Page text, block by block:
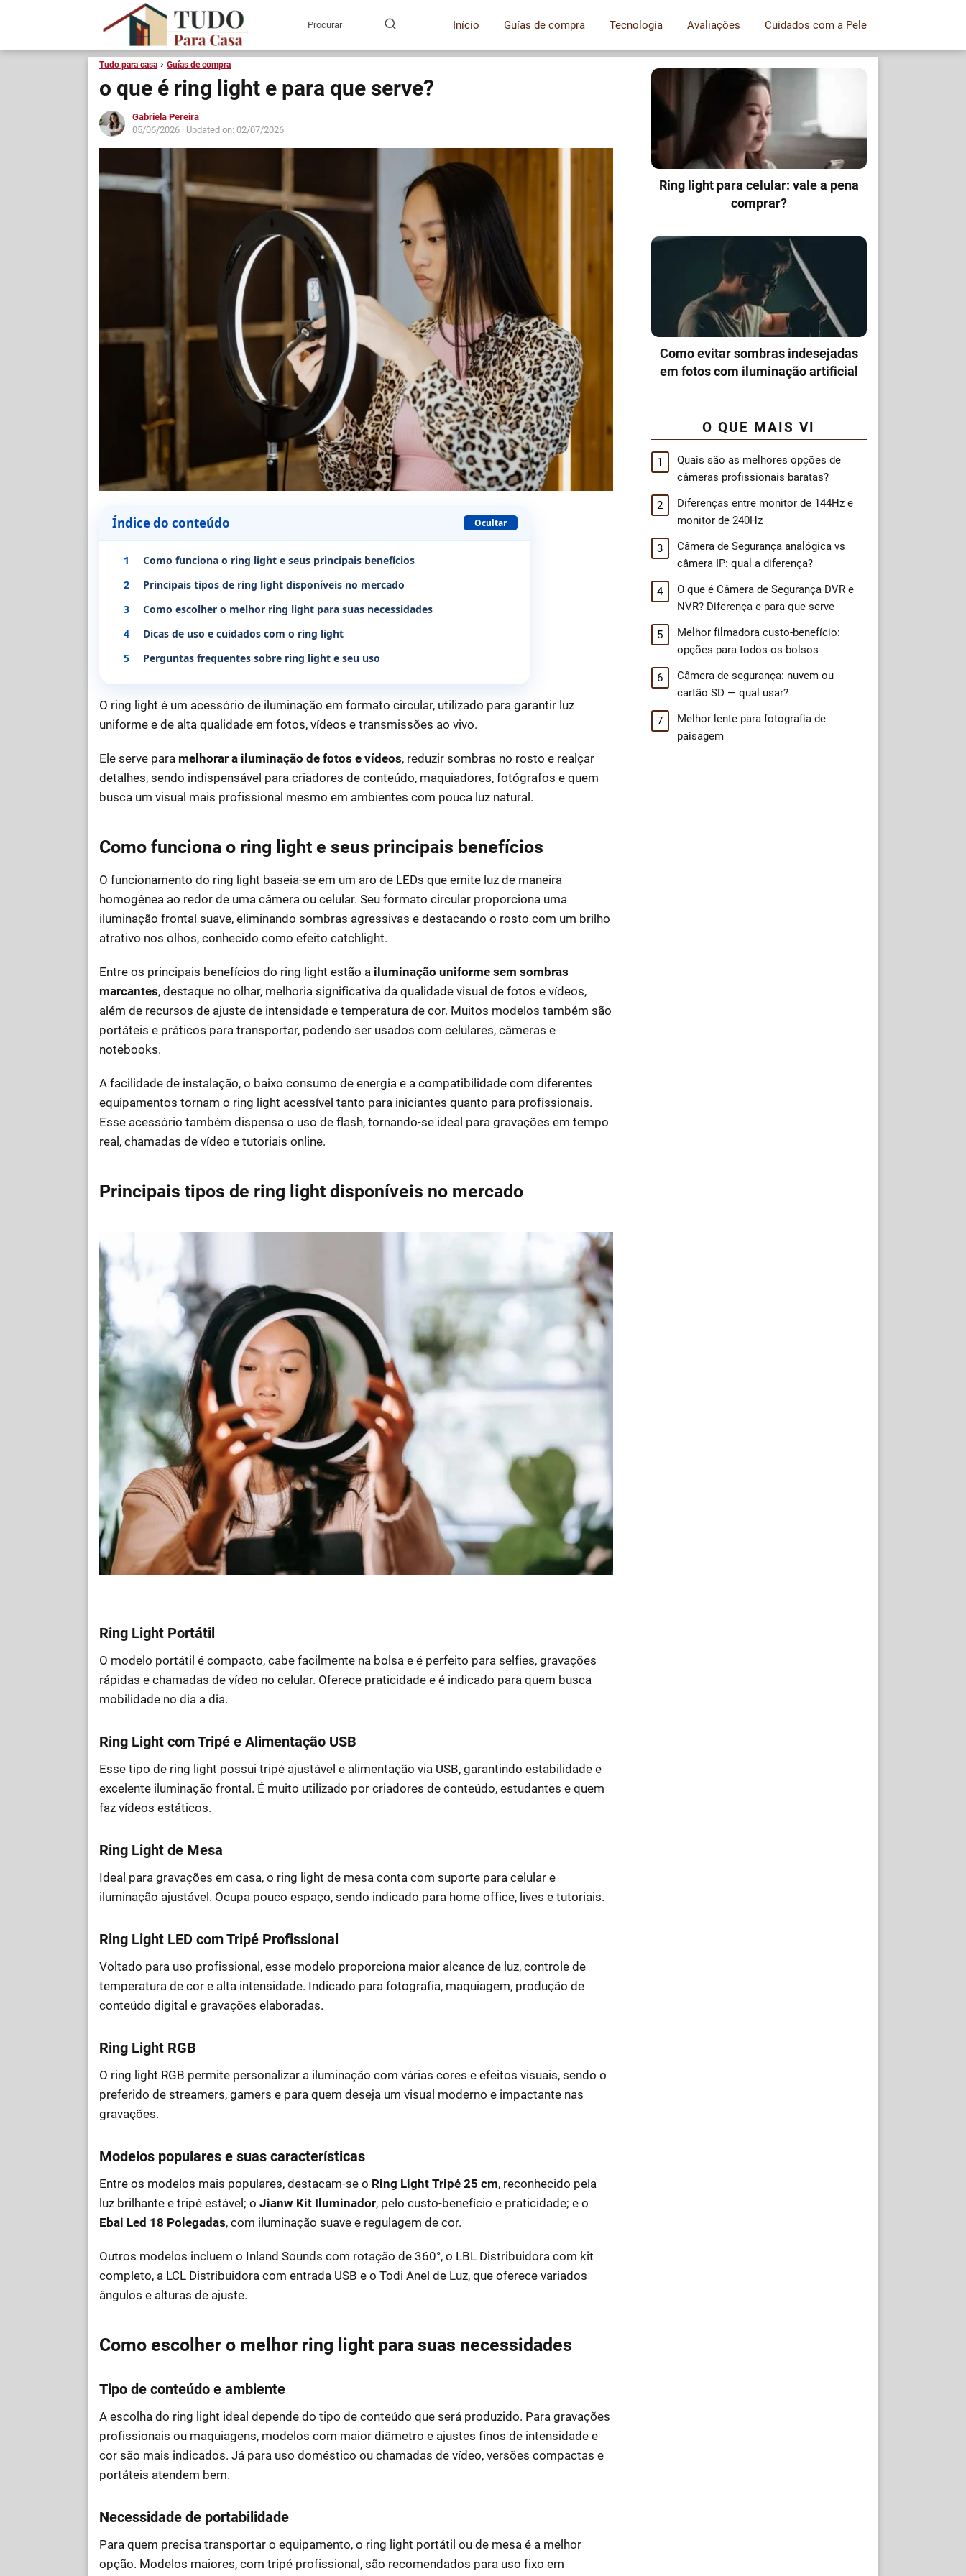
Início Guías de compra Tecnologia Avaliações Cuidados com a Pele
Tudo para casa Guías de compra
o que é ring light e para que serve?
Gabriela Pereira
05/06/2026 · Updated on: 02/07/2026
Índice do conteúdo Ocultar
1
Como funciona o ring light e seus principais benefícios
2
Principais tipos de ring light disponíveis no mercado
3
Como escolher o melhor ring light para suas necessidades
4
Dicas de uso e cuidados com o ring light
5
Perguntas frequentes sobre ring light e seu uso
O ring light é um acessório de iluminação em formato circular, utilizado para garantir luz
uniforme e de alta qualidade em fotos, vídeos e transmissões ao vivo.
Ele serve para melhorar a iluminação de fotos e vídeos, reduzir sombras no rosto e realçar
detalhes, sendo indispensável para criadores de conteúdo, maquiadores, fotógrafos e quem
busca um visual mais profissional mesmo em ambientes com pouca luz natural.
Como funciona o ring light e seus principais benefícios
O funcionamento do ring light baseia-se em um aro de LEDs que emite luz de maneira
homogênea ao redor de uma câmera ou celular. Seu formato circular proporciona uma
iluminação frontal suave, eliminando sombras agressivas e destacando o rosto com um brilho
atrativo nos olhos, conhecido como efeito catchlight.
Entre os principais benefícios do ring light estão a iluminação uniforme sem sombras
marcantes, destaque no olhar, melhoria significativa da qualidade visual de fotos e vídeos,
além de recursos de ajuste de intensidade e temperatura de cor. Muitos modelos também são
portáteis e práticos para transportar, podendo ser usados com celulares, câmeras e
notebooks.
A facilidade de instalação, o baixo consumo de energia e a compatibilidade com diferentes
equipamentos tornam o ring light acessível tanto para iniciantes quanto para profissionais.
Esse acessório também dispensa o uso de flash, tornando-se ideal para gravações em tempo
real, chamadas de vídeo e tutoriais online.
Principais tipos de ring light disponíveis no mercado
Ring Light Portátil
O modelo portátil é compacto, cabe facilmente na bolsa e é perfeito para selfies, gravações
rápidas e chamadas de vídeo no celular. Oferece praticidade e é indicado para quem busca
mobilidade no dia a dia.
Ring Light com Tripé e Alimentação USB
Esse tipo de ring light possui tripé ajustável e alimentação via USB, garantindo estabilidade e
excelente iluminação frontal. É muito utilizado por criadores de conteúdo, estudantes e quem
faz vídeos estáticos.
Ring Light de Mesa
Ideal para gravações em casa, o ring light de mesa conta com suporte para celular e
iluminação ajustável. Ocupa pouco espaço, sendo indicado para home office, lives e tutoriais.
Ring Light LED com Tripé Profissional
Voltado para uso profissional, esse modelo proporciona maior alcance de luz, controle de
temperatura de cor e alta intensidade. Indicado para fotografia, maquiagem, produção de
conteúdo digital e gravações elaboradas.
Ring Light RGB
O ring light RGB permite personalizar a iluminação com várias cores e efeitos visuais, sendo o
preferido de streamers, gamers e para quem deseja um visual moderno e impactante nas
gravações.
Modelos populares e suas características
Entre os modelos mais populares, destacam-se o Ring Light Tripé 25 cm, reconhecido pela
luz brilhante e tripé estável; o Jianw Kit Iluminador, pelo custo-benefício e praticidade; e o
Ebai Led 18 Polegadas, com iluminação suave e regulagem de cor.
Outros modelos incluem o Inland Sounds com rotação de 360°, o LBL Distribuidora com kit
completo, a LCL Distribuidora com entrada USB e o Todi Anel de Luz, que oferece variados
ângulos e alturas de ajuste.
Como escolher o melhor ring light para suas necessidades
Tipo de conteúdo e ambiente
A escolha do ring light ideal depende do tipo de conteúdo que será produzido. Para gravações
profissionais ou maquiagens, modelos com maior diâmetro e ajustes finos de intensidade e
cor são mais indicados. Já para uso doméstico ou chamadas de vídeo, versões compactas e
portáteis atendem bem.
Necessidade de portabilidade
Para quem precisa transportar o equipamento, o ring light portátil ou de mesa é a melhor
opção. Modelos maiores, com tripé profissional, são recomendados para uso fixo em
Ring light para celular: vale a pena
comprar?
Como evitar sombras indesejadas
em fotos com iluminação artificial
O QUE MAIS VI
Quais são as melhores opções de
câmeras profissionais baratas?
Diferenças entre monitor de 144Hz e
monitor de 240Hz
Câmera de Segurança analógica vs
câmera IP: qual a diferença?
O que é Câmera de Segurança DVR e
NVR? Diferença e para que serve
Melhor filmadora custo-benefício:
opções para todos os bolsos
Câmera de segurança: nuvem ou
cartão SD — qual usar?
Melhor lente para fotografia de
paisagem